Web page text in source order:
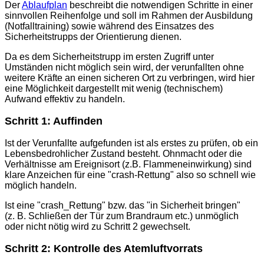
DerAblaufplan beschreibt die notwendigen Schritte in einer
sinnvollen Reihenfolge und soll im Rahmen der Ausbildung
(Notfalltraining) sowie während des Einsatzes des
Sicherheitstrupps der Orientierung dienen.
Da es dem Sicherheitstrupp im ersten Zugriff unter
Umständen nicht möglich sein wird, der verunfallten ohne
weitere Kräfte an einen sicheren Ort zu verbringen, wird hier
eine Möglichkeit dargestellt mit wenig (technischem)
Aufwand effektiv zu handeln.
Schritt 1: Auffinden
Ist der Verunfallte aufgefunden ist als erstes zu prüfen, ob ein
Lebensbedrohlicher Zustand besteht. Ohnmacht oder die
Verhältnisse am Ereignisort (z.B. Flammeneinwirkung) sind
klare Anzeichen für eine "crash-Rettung" also so schnell wie
möglich handeln.
Ist eine "crash_Rettung" bzw. das "in Sicherheit bringen"
(z. B. Schließen der Tür zum Brandraum etc.) unmöglich
oder nicht nötig wird zu Schritt 2 gewechselt.
Schritt 2: Kontrolle des Atemluftvorrats